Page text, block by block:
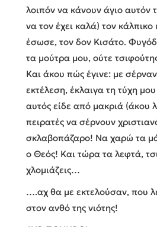
λοιπόν να κάνουν άγιο αυτόν
να τον έχει καλά) τον
έσωσε, τον δον Κισάτο.
τα μούτρα μου, ούτε
Και άκου πώς έγινε: με
εκτέλεση, έκλαιγα τη τύχη
αυτός είδε από μακριά (άκου
πειρατές να σέρνουν
σκλαβοπάζαρο! Να χαρώ τα
ο Θεός! Και τώρα τα λεφτά,
χλομιάζεις…
….αχ θα με εκτελούσαν, που
στον ανθό της νιότης!